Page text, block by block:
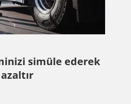
simüle ederek
azaltır